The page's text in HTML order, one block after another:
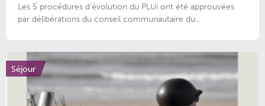
Les 5 procédures d’évolution du PLUi ont été approuvées
par délibérations du conseil communautaire du...
Séjour